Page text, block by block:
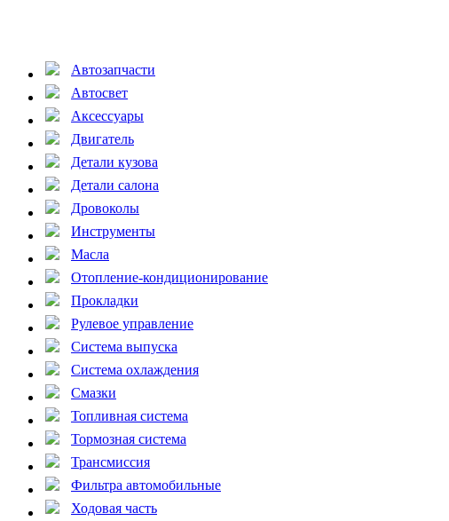
Автозапчасти
Автосвет
Аксессуары
Двигатель
Детали кузова
Детали салона
Дровоколы
Инструменты
Масла
Отопление-кондиционирование
Прокладки
Рулевое управление
Система выпуска
Система охлаждения
Смазки
Топливная система
Тормозная система
Трансмиссия
Фильтра автомобильные
Ходовая часть